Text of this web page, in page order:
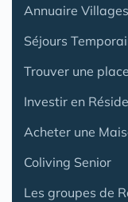
Annuaire
Séjours
Trouver une
Investir en
Acheter une
Coliving Senior
Les groupes de